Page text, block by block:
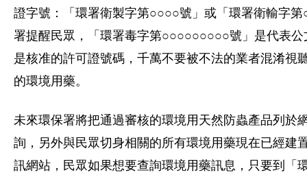
證字號：「環署衛製字第○○○○號」或「環署衛輸字
署提醒民眾，「環署毒字第○○○○○○○○○號」是代表公
是核准的許可證號碼，千萬不要被不法的業者混淆視
的環境用藥。
未來環保署將把通過審核的環境用天然防蟲產品列於
詢，另外與民眾切身相關的所有環境用藥現在已經建
訊網站，民眾如果想要查詢環境用藥訊息，只要到「